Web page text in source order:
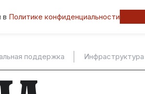
в Политике конфиденциальности
поддержка Инфраструктура